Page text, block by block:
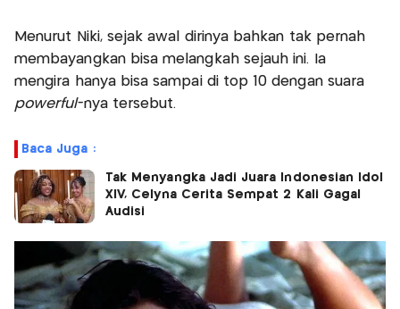
Menurut Niki, sejak awal dirinya bahkan tak pernah
membayangkan bisa melangkah sejauh ini. Ia
mengira hanya bisa sampai di top 10 dengan suara
powerful-nya tersebut.
Baca Juga :
Tak Menyangka Jadi Juara Indonesian Idol
XIV, Celyna Cerita Sempat 2 Kali Gagal
Audisi